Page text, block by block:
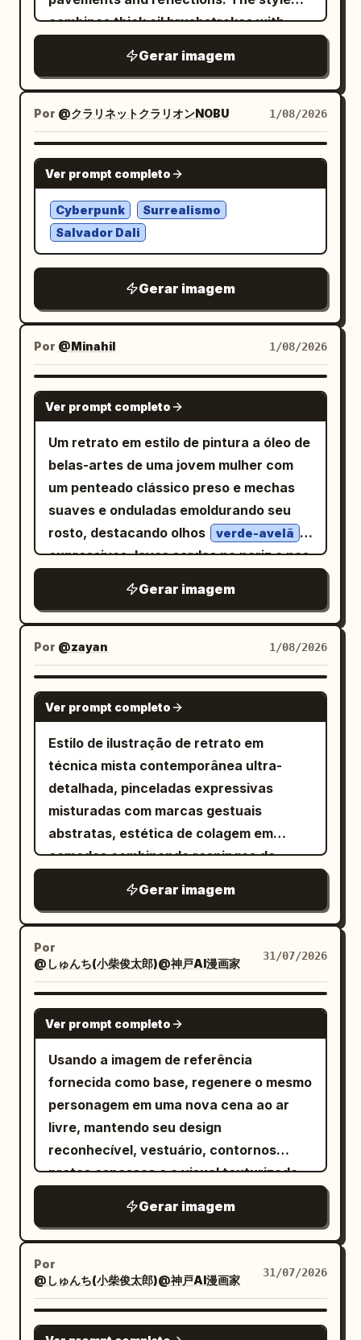
combines thick oil brushstrokes with
data lines, and
bright blue
dripping and melting vertically from her
body. To the right, a shop facade is
visible, its warm interior light illuminating
the scene. The palette is dominated by
deep blues, indigo, and contrasting
golden light. The atmosphere is
melancholic, cinematic, high-resolution,
textures.
Gerar imagem
Por @クラリネットクラリオンNOBU 1/08/2026
NANO BANANA PRO
Ver prompt completo
Cyberpunk
Surrealismo
Salvador Dali
Gerar imagem
Por @Minahil 1/08/2026
NANO BANANA PRO
Ver prompt completo
Um retrato em estilo de pintura a óleo de
belas-artes de uma jovem mulher com
um penteado clássico preso e mechas
suaves e onduladas emoldurando seu
rosto, destacando olhos
verde-avelã
expressivos, leves sardas no nariz e nas
Ela veste um vestido de manga comprida
vintage amarelo-mostarda acentuado
com delicados painéis de renda no
corpete e nas mangas, colares em
camadas com pingentes de pedras
âmbar e pequenos brincos de argola
dourados, tudo contra um
dramáticos
com iluminação dramática no estilo
Rembrandt.
Gerar imagem
Por @zayan 1/08/2026
NANO BANANA PRO
Ver prompt completo
Estilo de ilustração de retrato em
técnica mista contemporânea ultra-
detalhada, pinceladas expressivas
misturadas com marcas gestuais
abstratas, estética de colagem em
camadas combinando respingos de
sobreposições semitransparentes,
fundo de papel vintage texturizado com
manchas sutis e bordas desgastadas,
fusão dinâmica de realismo figurativo e
abstração caótica, paleta de cores
acentos em vermelho coral, laranja
petróleo suave
, traços expressivos e efeitos de
respingos espontâneos, texturas em
camadas de acrílico e tinta, estilo de
arte editorial moderna, retrato de arte
fina combinado com expressionismo
abstrato experimental, pinceladas
texturas orgânicas com elementos de
colagem digital, ilustração
contemporânea estilo galeria, energia
artística crua com composição
controlada.
Gerar imagem
Por
@しゅんち(小柴俊太郎)@神戸AI漫画家
31/07/2026
GPT IMAGE 2
Ver prompt completo
Usando a imagem de referência
fornecida como base, regenere o mesmo
personagem em uma nova cena ao ar
livre, mantendo seu design
reconhecível, vestuário, contornos
pretos espessos e o visual texturizado
Mude a pose para caminhando para
frente, com uma mão segurando uma
guia vermelha e adicione uma pequena
gota de suor para expressar
desconforto ou hesitação. Adicione um
Gerar imagem
Por
@しゅんち(小柴俊太郎)@神戸AI漫画家
31/07/2026
GPT IMAGE 2